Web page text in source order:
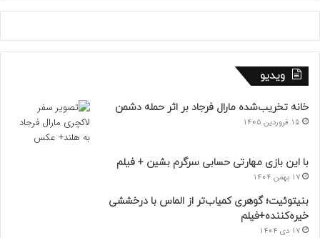
ویدیو
خانه تخریب‌شده مارال فرجاد بر اثر حمله دشمن
15 فروردین 1405
با این بازی مهارتی حسابی سرگرم بشین + فیلم
17 بهمن 1404
بنیتوئیت؛ گوهری کمیاب‌تر از الماس با درخششی
خیره‌کننده+فیلم
17 دی 1404